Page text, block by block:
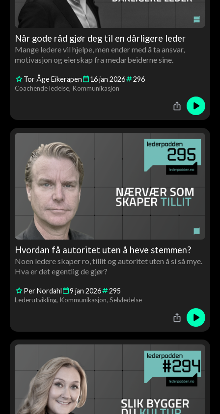
Når gode råd gjør deg til en dårligere leder
Mange ledere vil hjelpe, men ender med å ta ansvar,
motivasjon og eierskap fra medarbeiderne sine.
Tor Åge Eikerapen 16jan 2026 296
Coachende ledelse Kommunikasjon
Hvordan få autoritet uten å heve stemmen?
Noen ledere skaper ro, tillit og autoritet uten å si så mye.
Hva er det egentlig de gjør?
Per Nordahl 9 jan 2026 295
Lederutvikling Kommunikasjon Selvledelse